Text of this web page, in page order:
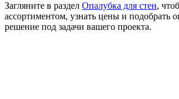
Загляните в раздел Опалубка для стен,
ассортиментом, узнать цены и подобрать
решение под задачи вашего проекта.